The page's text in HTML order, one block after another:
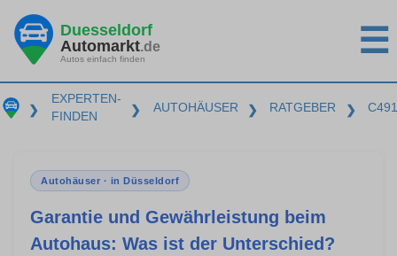
Duesseldorf
Automarkt.de
Autos einfach finden ☰
❯
EXPERTEN-
FINDEN
❯ AUTOHÄUSER ❯ RATGEBER ❯
Autohäuser · in Düsseldorf
Garantie und Gewährleistung beim
Autohaus: Was ist der Unterschied?